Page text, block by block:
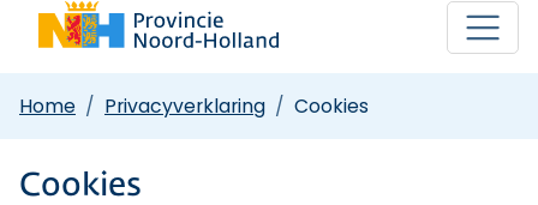
Home Privacyverklaring Cookies
Cookies